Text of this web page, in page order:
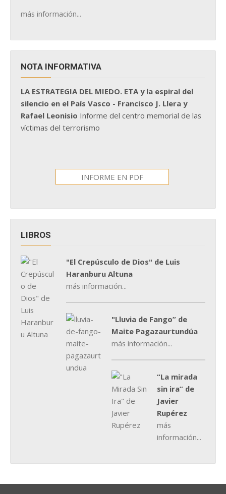
más información...
NOTA INFORMATIVA
LA ESTRATEGIA DEL MIEDO. ETA y la espiral del
silencio en el País Vasco - Francisco J. Llera y
Rafael Leonisio Informe del centro memorial de las
víctimas del terrorismo
INFORME EN PDF
LIBROS
"El Crepúsculo de Dios" de Luis
Haranburu Altuna
más información...
"Lluvia de Fango” de
Maite Pagazaurtundúa
más información...
“La mirada
sin ira” de
Javier
Rupérez
más
información...